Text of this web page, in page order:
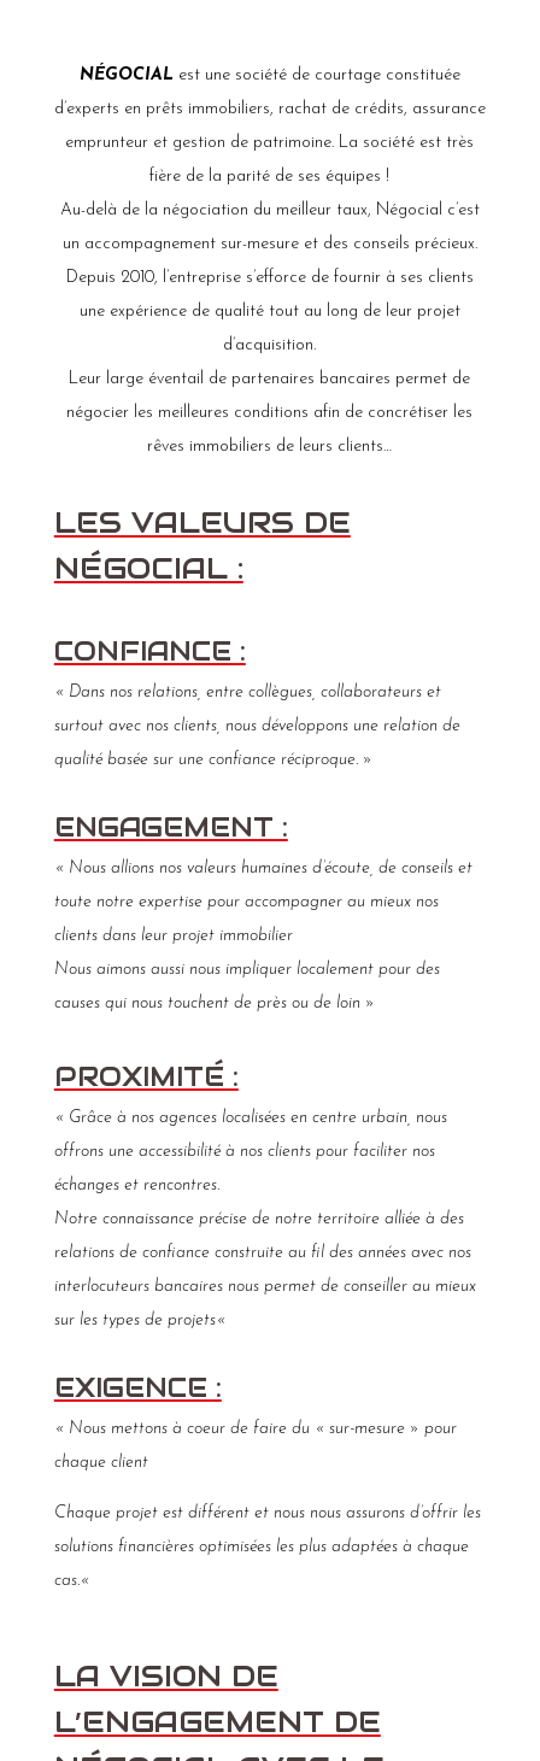
NÉGOCIAL est une société de courtage constituée
d’experts en prêts immobiliers, rachat de crédits, assurance
emprunteur et gestion de patrimoine. La société est très
fière de la parité de ses équipes !
Au-delà de la négociation du meilleur taux, Négocial c’est
un accompagnement sur-mesure et des conseils précieux.
Depuis 2010, l’entreprise s’efforce de fournir à ses clients
une expérience de qualité tout au long de leur projet
d’acquisition.
Leur large éventail de partenaires bancaires permet de
négocier les meilleures conditions afin de concrétiser les
rêves immobiliers de leurs clients…
LES VALEURS DE
NÉGOCIAL :
CONFIANCE :
« Dans nos relations, entre collègues, collaborateurs et
surtout avec nos clients, nous développons une relation de
qualité basée sur une confiance réciproque. »
ENGAGEMENT :
« Nous allions nos valeurs humaines d’écoute, de conseils et
toute notre expertise pour accompagner au mieux nos
clients dans leur projet immobilier
Nous aimons aussi nous impliquer localement pour des
causes qui nous touchent de près ou de loin »
PROXIMITÉ :
« Grâce à nos agences localisées en centre urbain, nous
offrons une accessibilité à nos clients pour faciliter nos
échanges et rencontres.
Notre connaissance précise de notre territoire alliée à des
relations de confiance construite au fil des années avec nos
interlocuteurs bancaires nous permet de conseiller au mieux
sur les types de projets«
EXIGENCE :
« Nous mettons à coeur de faire du « sur-mesure » pour
chaque client
Chaque projet est différent et nous nous assurons d’offrir les
solutions financières optimisées les plus adaptées à chaque
cas.«
LA VISION DE
L’ENGAGEMENT DE